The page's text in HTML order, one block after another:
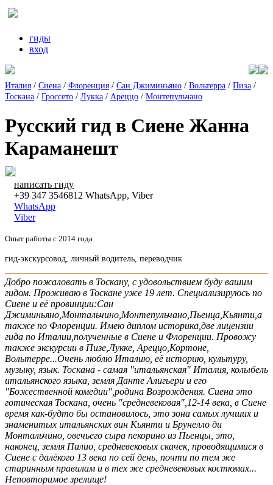
гиды
вход
Италия / Сиена / Флоренция / Сан Джиминьяно / Вольтерра / Пиза /
Тоскана / Гроссето / Лукка / Ареццо / Монтепульчано
Русский гид в Сиене Жанна
Караманешт
написать гиду
+39 347 3546812 WhatsApp, Viber
WhatsApp
Viber
Опыт работы с 2014 года
гид-экскурсовод, личный водитель, переводчик
Добро пожаловать в Тоскану, с удовольствием буду вашим
гидом. Проживаю в Тоскане уже 19 лет. Специализируюсь по
Сиене и её провинции:Сан
Джиминьяно,Монтальчино,Монтепульчано,Пьенца,Кьянти,а
также по Флоренции. Имею диплом историка,две лицензии
гида по Италии,полученные в Сиене и Флоренции. Провожу
также экскурсии в Пизе,Лукке, Ареццо,Кортоне,
Вольтерре...Очень люблю Италию, её историю, культуру,
музыку, язык. Тоскана - самая "итальянская" Италия, колыбель
итальянского языка, земля Данте Алигьери и его
"Божественной комедии",родина Возрождения. Сиена это
готическая Тоскана, очень "средневековая",12-14 века, в Сиене
время как-будто бы остановилось, это зона самых лучших и
знаменитых итальянских вин Кьянти и Брунелло ди
Монтальчино, овечьего сыра пекорино из Пьенцы, это,
наконец, земля Палио, средневековых скачек, проводящимися в
Сиене с далёкого 13 века по сей день, почти по тем же
старинным правилам и в тех же средневековых костюмах...
Неповторимое зрелище!